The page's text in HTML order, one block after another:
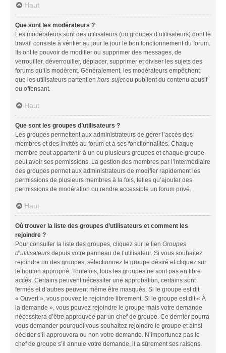
Haut
Que sont les modérateurs ?
Les modérateurs sont des utilisateurs (ou groupes d’utilisateurs) dont le
travail consiste à vérifier au jour le jour le bon fonctionnement du forum.
Ils ont le pouvoir de modifier ou supprimer des messages, de
verrouiller, déverrouiller, déplacer, supprimer et diviser les sujets des
forums qu’ils modèrent. Généralement, les modérateurs empêchent
que les utilisateurs partent en hors-sujetou publient du contenu abusif
ou offensant.
Haut
Que sont les groupes d’utilisateurs ?
Les groupes permettent aux administrateurs de gérer l’accès des
membres et des invités au forum et à ses fonctionnalités. Chaque
membre peut appartenir à un ou plusieurs groupes et chaque groupe
peut avoir ses permissions. La gestion des membres par l’intermédiaire
des groupes permet aux administrateurs de modifier rapidement les
permissions de plusieurs membres à la fois, telles qu’ajouter des
permissions de modération ou rendre accessible un forum privé.
Haut
Où trouver la liste des groupes d’utilisateurs et comment les
rejoindre ?
Pour consulter la liste des groupes, cliquez sur le lien Groupes
d’utilisateurs depuis votre panneau de l’utilisateur. Si vous souhaitez
rejoindre un des groupes, sélectionnez le groupe désiré et cliquez sur
le bouton approprié. Toutefois, tous les groupes ne sont pas en libre
accès. Certains peuvent nécessiter une approbation, certains sont
fermés et d’autres peuvent même être masqués. Si le groupe est dit
« Ouvert », vous pouvez le rejoindre librement. Si le groupe est dit « À
la demande », vous pouvez rejoindre le groupe mais votre demande
nécessitera d’être approuvée par un chef de groupe. Ce dernier pourra
vous demander pourquoi vous souhaitez rejoindre le groupe et ainsi
décider s’il approuvera ou non votre demande. N’importunez pas le
chef de groupe s’il annule votre demande, il a sûrement ses raisons.